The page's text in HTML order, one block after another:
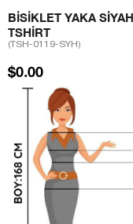
BISIKLET YAKA
TSHIRT
(TSH-0119-SYH)
$0.00